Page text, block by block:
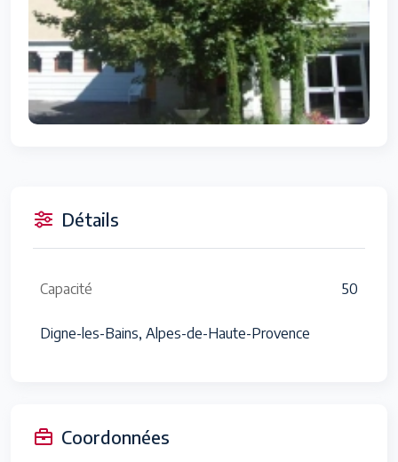
Détails
Capacité 50
Digne-les-Bains, Alpes-de-Haute-Provence
Coordonnées